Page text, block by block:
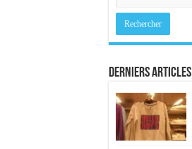
Derniers Articles